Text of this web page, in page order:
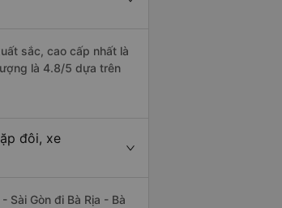
sắc, cao cấp nhất là
là 4.8/5 dựa trên
đôi, xe
Sài Gòn đi Bà Rịa - Bà